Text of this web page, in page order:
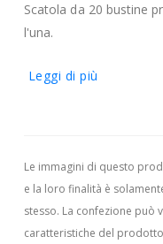
Scatola da 20 bustine
l'una.
Leggi di più
Le immagini di questo
e la loro finalità è
stesso. La confezione può
caratteristiche del